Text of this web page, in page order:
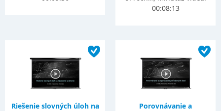
00:08:13
Riešenie slovných úloh na
Porovnávanie a